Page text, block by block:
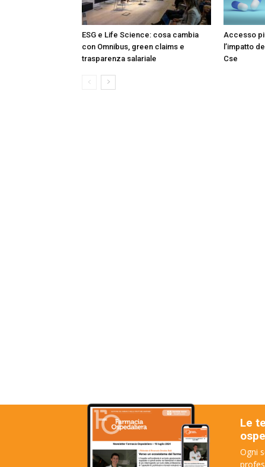
ESG e Life Science: cosa cambia
con Omnibus, green claims e
trasparenza salariale
Accesso
l’impatto
Cse
Le
Ogni